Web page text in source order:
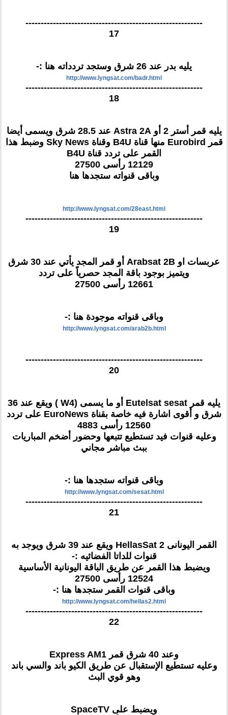
----------------------------------------------------------
17
يليه بدر عند 26 شرق وستجد تردداته هنا :-
http://www.lyngsat.com/badr.html
----------------------------------------------------------
18
يليه قمر أستر 2 أو Astra 2A عند 28.5 شرق ويسمى أيضا
قمر Eurobird منها قناة B4U وقناة Sky News وضبط هذا
القمر على تردد قناة B4U
12129 رأسى 27500
وباقى قنواته ستجدها هنا
http://www.lyngsat.com/28east.html
----------------------------------------------------------
19
عربسات او Arabsat 2B أو قمر المجد يأتي عند 30 شرق
ويتميز بوجود باقة المجد حصرياً على تردد
12661 رأسى 27500
وباقى قنواته موجودة هنا :-
http://www.lyngsat.com/arab2b.html
----------------------------------------------------------
20
يليه قمر Eutelsat sesat أو ما يسمى (W4 ) ويقع عند 36
شرق و أقوى اشارة فيه خاصة بقناة EuroNews على تردد
12560 رأسى 4883
وعليه قنوات فيد تستطيع تتبعها وحضور أضخم المباريات
ببث مباشر مجاني
وباقى قنواته ستجدها هنا :-
http://www.lyngsat.com/sesat.html
----------------------------------------------------------
21
القمر اليونانى HellasSat 2 ويقع عند 39 شرق ويوجد به
قنوات للداتا الفضائيه :-
ويضبط هذا القمر عن طريق الباقة اليونانية الأساسية
12524 رأسى 27500
وباقى قنوات القمر ستجدها هنا :-
http://www.lyngsat.com/hellas2.html
----------------------------------------------------------
22
وعند 40 شرق قمر Express AM1
وعليه تستطيع الإستقبال عن طريق الكيو باند والسي باند
وهو قوي البث
ويضبط على SpaceTV